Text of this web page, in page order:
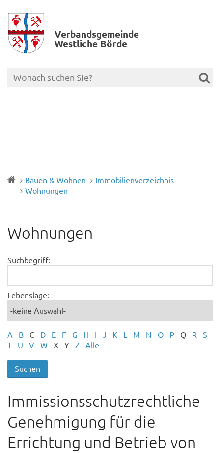
Verbands­gemeinde
Westliche Börde
Bauen & Wohnen
Immobilienverzeichnis
Wohnungen
Wohnungen
Suchbegriff:
Lebenslage:
A B C D E F G H I J K L M N O P Q R
S
T
U V W X Y Z Alle
Immissionsschutzrechtliche
Genehmigung für die
Errichtung und Betrieb von